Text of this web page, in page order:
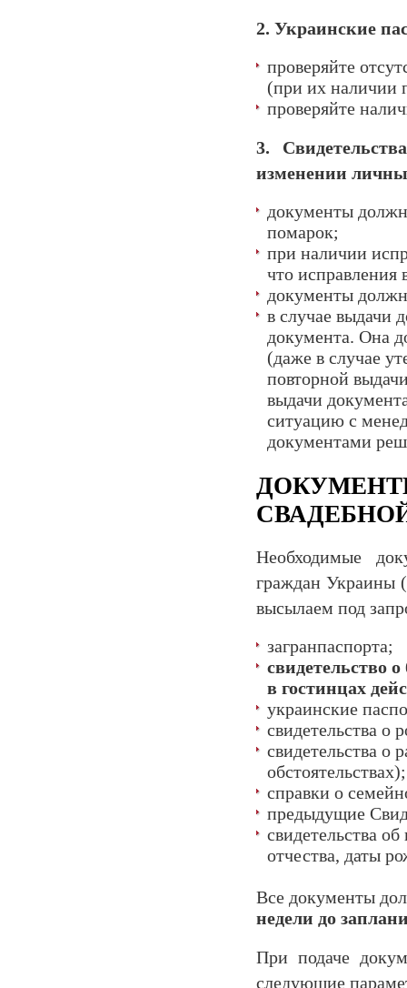
2. Украинские
проверяйте
(при их наличии
проверяйте
3.
изменении
документы
помарок;
при наличии
что исправления
документы
в случае выдачи
документа. Она
(даже в случае
повторной
выдачи
ситуацию с
документами
Необходимые
граждан Украины
высылаем под
загранпаспорта;
свидетельство
в гостинцах
украинские
свидетельства о
свидетельства о
обстоятельствах);
справки о
предыдущие
свидетельства
отчества, даты
Все документы
недели до
При подаче
следующие